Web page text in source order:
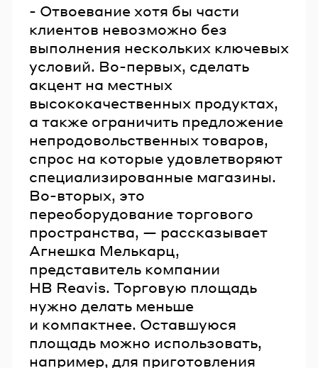
- Отвоевание хотя бы части
клиентов невозможно без
выполнения нескольких ключевых
условий. Во-первых, сделать
акцент на местных
высококачественных продуктах,
а также ограничить предложение
непродовольственных товаров,
спрос на которые удовлетворяют
специализированные магазины.
Во-вторых, это
переоборудование торгового
пространства, — рассказывает
Агнешка Мелькарц,
представитель компании
HB Reavis. Торговую площадь
нужно делать меньше
и компактнее. Оставшуюся
площадь можно использовать,
например, для приготовления